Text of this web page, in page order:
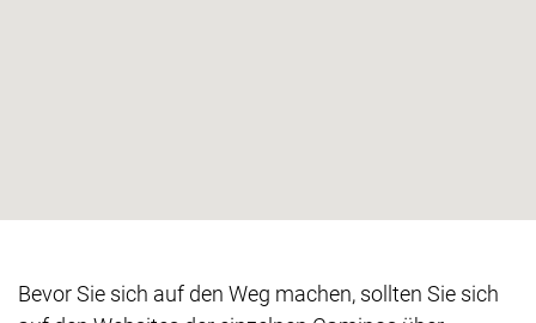
Bevor Sie sich auf den Weg machen, sollten Sie sich